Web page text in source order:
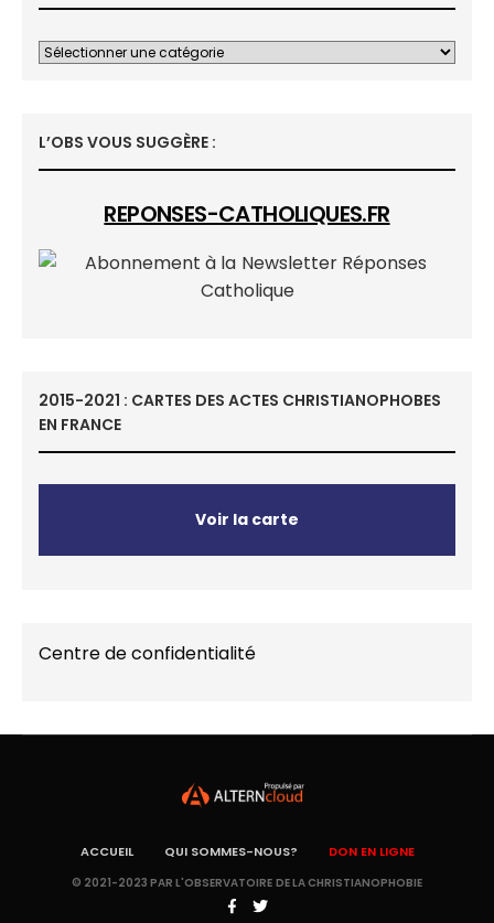
L’OBS VOUS SUGGÈRE :
REPONSES-CATHOLIQUES.FR
2015-2021 : CARTES DES ACTES CHRISTIANOPHOBES
EN FRANCE
Voir la carte
Centre de confidentialité
ACCUEIL QUI SOMMES-NOUS? DON EN LIGNE
© 2021-2023 PAR L'OBSERVATOIRE DE LA CHRISTIANOPHOBIE